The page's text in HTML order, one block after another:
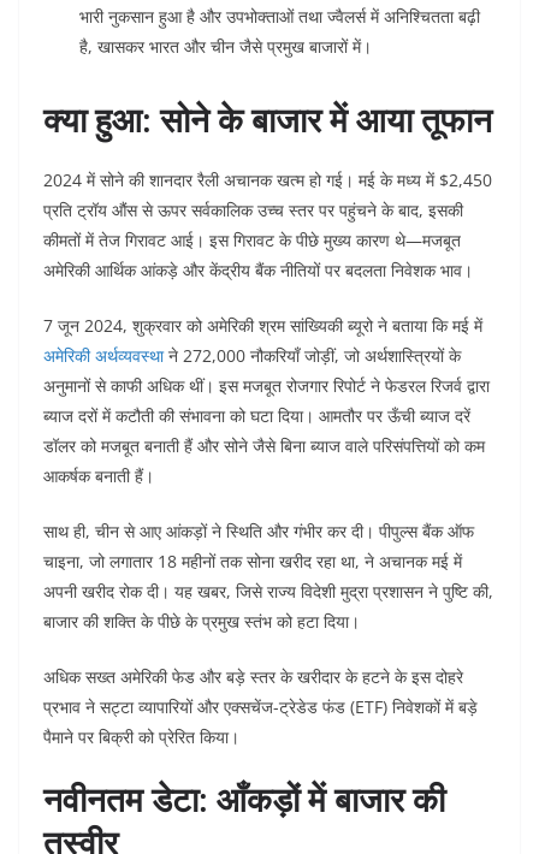
भारी नुकसान हुआ है और उपभोक्ताओं तथा ज्वैलर्स में अनिश्चितता बढ़ी
है, खासकर भारत और चीन जैसे प्रमुख बाजारों में।
क्या हुआ: सोने के बाजार में आया तूफान
2024 में सोने की शानदार रैली अचानक खत्म हो गई। मई के मध्य में $2,450
प्रति ट्रॉय औंस से ऊपर सर्वकालिक उच्च स्तर पर पहुंचने के बाद, इसकी
कीमतों में तेज गिरावट आई। इस गिरावट के पीछे मुख्य कारण थे—मजबूत
अमेरिकी आर्थिक आंकड़े और केंद्रीय बैंक नीतियों पर बदलता निवेशक भाव।
7 जून 2024, शुक्रवार को अमेरिकी श्रम सांख्यिकी ब्यूरो ने बताया कि मई में
अमेरिकी अर्थव्यवस्थाने 272,000 नौकरियाँ जोड़ीं, जो अर्थशास्त्रियों के
अनुमानों से काफी अधिक थीं। इस मजबूत रोजगार रिपोर्ट ने फेडरल रिजर्व द्वारा
ब्याज दरों में कटौती की संभावना को घटा दिया। आमतौर पर ऊँची ब्याज दरें
डॉलर को मजबूत बनाती हैं और सोने जैसे बिना ब्याज वाले परिसंपत्तियों को कम
आकर्षक बनाती हैं।
साथ ही, चीन से आए आंकड़ों ने स्थिति और गंभीर कर दी। पीपुल्स बैंक ऑफ
चाइना, जो लगातार 18 महीनों तक सोना खरीद रहा था, ने अचानक मई में
अपनी खरीद रोक दी। यह खबर, जिसे राज्य विदेशी मुद्रा प्रशासन ने पुष्टि की,
बाजार की शक्ति के पीछे के प्रमुख स्तंभ को हटा दिया।
अधिक सख्त अमेरिकी फेड और बड़े स्तर के खरीदार के हटने के इस दोहरे
प्रभाव ने सट्टा व्यापारियों और एक्सचेंज-ट्रेडेड फंड (ETF) निवेशकों में बड़े
पैमाने पर बिक्री को प्रेरित किया।
नवीनतम डेटा: आँकड़ों में बाजार की
तस्वीर